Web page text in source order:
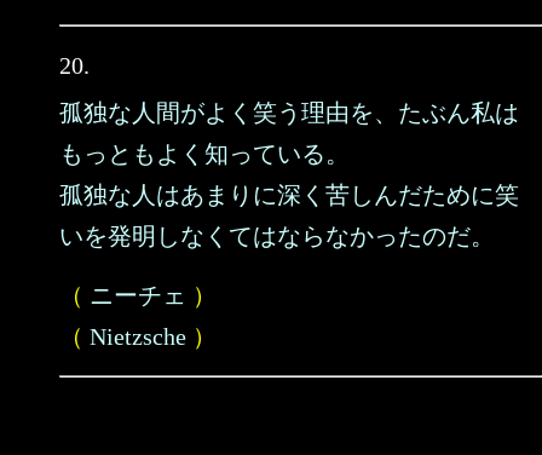
20.
孤独な人間がよく笑う理由を、たぶん私は
もっともよく知っている。
孤独な人はあまりに深く苦しんだために笑
いを発明しなくてはならなかったのだ。
（ ニーチェ ）
（ Nietzsche ）